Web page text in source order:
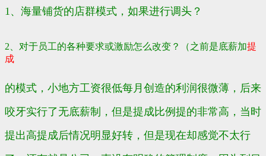
1、海量铺货的店群模式，如果进行调头？
2、对于员工的各种要求或激励怎么改变？（之前是底薪加提
成
的模式，小地方工资很低每月创造的利润很微薄，后来
咬牙实行了无底薪制，但是提成比例提的非常高，当时
提出高提成后情况明显好转，但是现在却感觉不太行